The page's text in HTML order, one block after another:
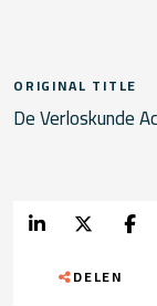
ORIGINAL TITLE
De Verloskunde
DELEN